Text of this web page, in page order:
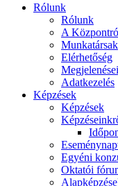
Rólunk
Rólunk
A
Munkatársak
Elérhetőség
Adatkezelés
Képzések
Képzések
Egyéni
Oktatói